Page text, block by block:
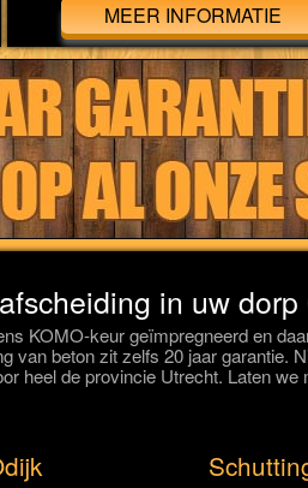
MEER INFORMATIE
in uw dorp
KOMO-keur geïmpregneerd en
van beton zit zelfs 20 jaar garantie.
heel de provincie Utrecht. Laten